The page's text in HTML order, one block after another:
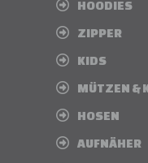
HOODIES
ZIPPER
KIDS
MÜTZEN &
HOSEN
AUFNÄHER